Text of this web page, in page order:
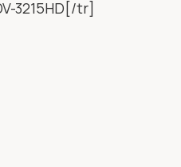
3215HD[/tr]